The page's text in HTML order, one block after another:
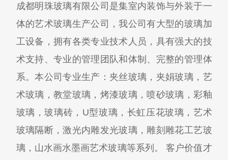
成都明珠玻璃有限公司是集室内装饰与外装于一
体的艺术玻璃生产公司，我公司有大型的玻璃加
工设备，拥有各类专业技术人员，具有强大的技
术支持、专业的管理团队和体制、完整的管理体
系。本公司专业生产：夹丝玻璃，夹娟玻璃，艺
术玻璃，教堂玻璃，烤漆玻璃，喷砂玻璃，彩釉
玻璃，玻璃砖，U型玻璃，长虹压花玻璃，艺术
玻璃隔断，激光内雕发光玻璃，雕刻雕花工艺玻
璃，山水画水墨画艺术玻璃等系列。 客户价值才